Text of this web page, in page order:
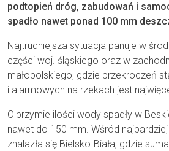
podtopień dróg, zabudowań i
spadło nawet ponad 100 mm
Najtrudniejsza sytuacja panuje w
części woj. śląskiego oraz w
małopolskiego, gdzie przekroczeń
i alarmowych na rzekach jest
Olbrzymie ilości wody spadły w
nawet do 150 mm. Wśród
znalazła się Bielsko-Biała, gdzie